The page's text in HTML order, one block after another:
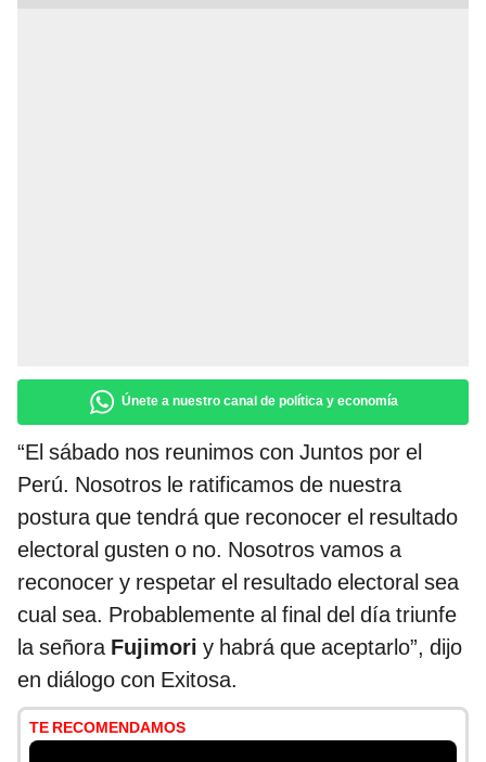
Únete a nuestro canal de política y economía
“El sábado nos reunimos con Juntos por el
Perú. Nosotros le ratificamos de nuestra
postura que tendrá que reconocer el resultado
electoral gusten o no. Nosotros vamos a
reconocer y respetar el resultado electoral sea
cual sea. Probablemente al final del día triunfe
la señora Fujimori y habrá que aceptarlo”, dijo
en diálogo con Exitosa.
TE RECOMENDAMOS